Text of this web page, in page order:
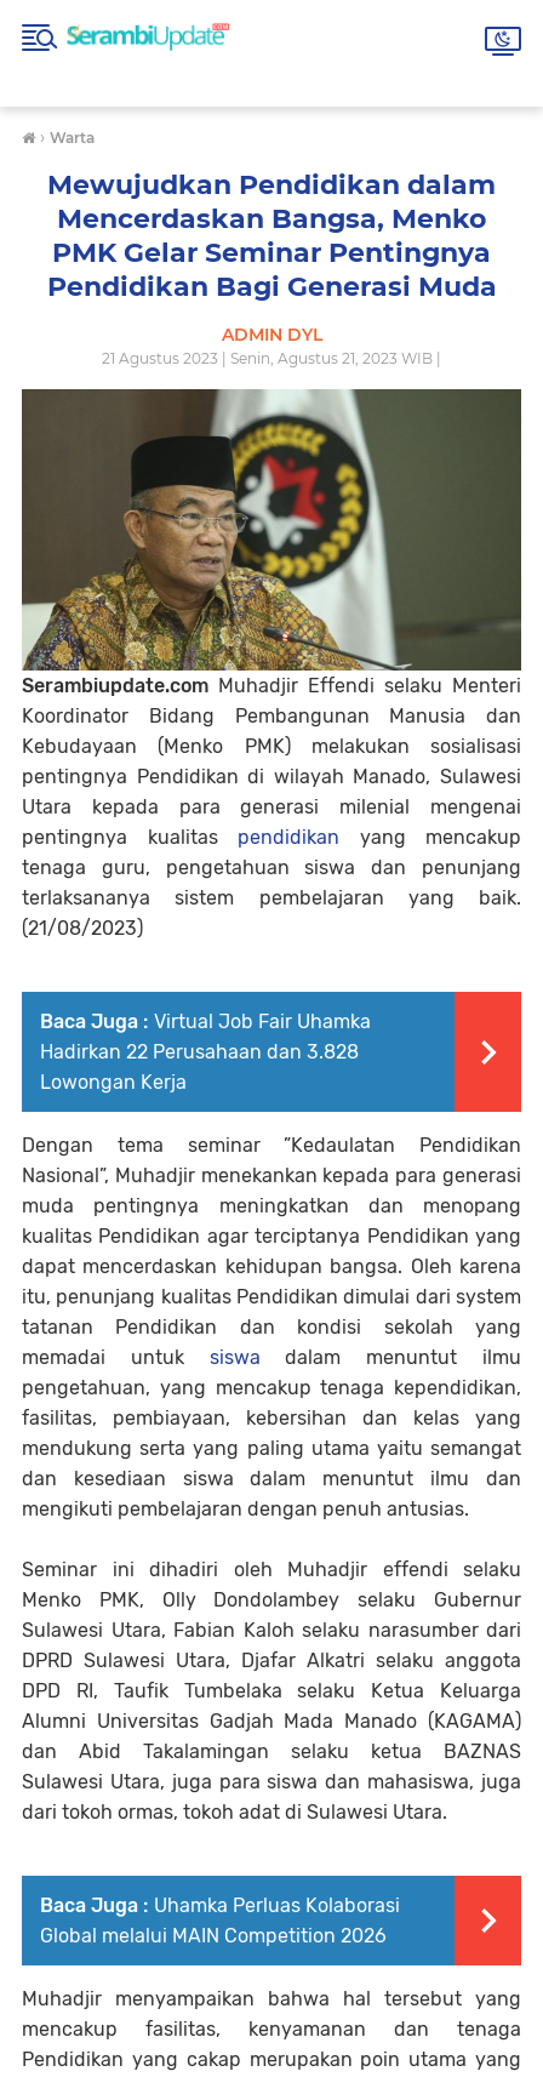
› Warta
Mewujudkan Pendidikan dalam
Mencerdaskan Bangsa, Menko
PMK Gelar Seminar Pentingnya
Pendidikan Bagi Generasi Muda
ADMIN DYL
21 Agustus 2023 | Senin, Agustus 21, 2023 WIB |
Serambiupdate.com Muhadjir Effendi selaku Menteri
Koordinator Bidang Pembangunan Manusia dan
Kebudayaan (Menko PMK) melakukan sosialisasi
pentingnya Pendidikan di wilayah Manado, Sulawesi
Utara kepada para generasi milenial mengenai
pentingnya kualitas pendidikan yang mencakup
tenaga guru, pengetahuan siswa dan penunjang
terlaksananya sistem pembelajaran yang baik.
(21/08/2023)
Baca Juga : Virtual Job Fair Uhamka
Hadirkan 22 Perusahaan dan 3.828
Lowongan Kerja
Dengan tema seminar ”Kedaulatan Pendidikan
Nasional”, Muhadjir menekankan kepada para generasi
muda pentingnya meningkatkan dan menopang
kualitas Pendidikan agar terciptanya Pendidikan yang
dapat mencerdaskan kehidupan bangsa. Oleh karena
itu, penunjang kualitas Pendidikan dimulai dari system
tatanan Pendidikan dan kondisi sekolah yang
memadai untuk siswadalam menuntut ilmu
pengetahuan, yang mencakup tenaga kependidikan,
fasilitas, pembiayaan, kebersihan dan kelas yang
mendukung serta yang paling utama yaitu semangat
dan kesediaan siswa dalam menuntut ilmu dan
mengikuti pembelajaran dengan penuh antusias.
Seminar ini dihadiri oleh Muhadjir effendi selaku
Menko PMK, Olly Dondolambey selaku Gubernur
Sulawesi Utara, Fabian Kaloh selaku narasumber dari
DPRD Sulawesi Utara, Djafar Alkatri selaku anggota
DPD RI, Taufik Tumbelaka selaku Ketua Keluarga
Alumni Universitas Gadjah Mada Manado (KAGAMA)
dan Abid Takalamingan selaku ketua BAZNAS
Sulawesi Utara, juga para siswa dan mahasiswa, juga
dari tokoh ormas, tokoh adat di Sulawesi Utara.
Baca Juga : Uhamka Perluas Kolaborasi
Global melalui MAIN Competition 2026
Muhadjir menyampaikan bahwa hal tersebut yang
mencakup fasilitas, kenyamanan dan tenaga
Pendidikan yang cakap merupakan poin utama yang